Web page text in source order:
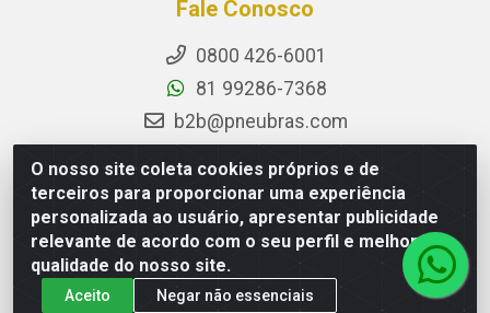
O nosso site coleta cookies próprios e de
terceiros para proporcionar uma experiência
personalizada ao usuário, apresentar publicidade
relevante de acordo com o seu perfil e melhorar a
qualidade do nosso site.
Aceito Negar não essenciais
Fale Conosco
0800 426-6001
81 99286-7368
b2b@pneubras.com
Instagram
Facebook
Privacidade e Dados (DPO):
dpo.pneubras@pneubras.com